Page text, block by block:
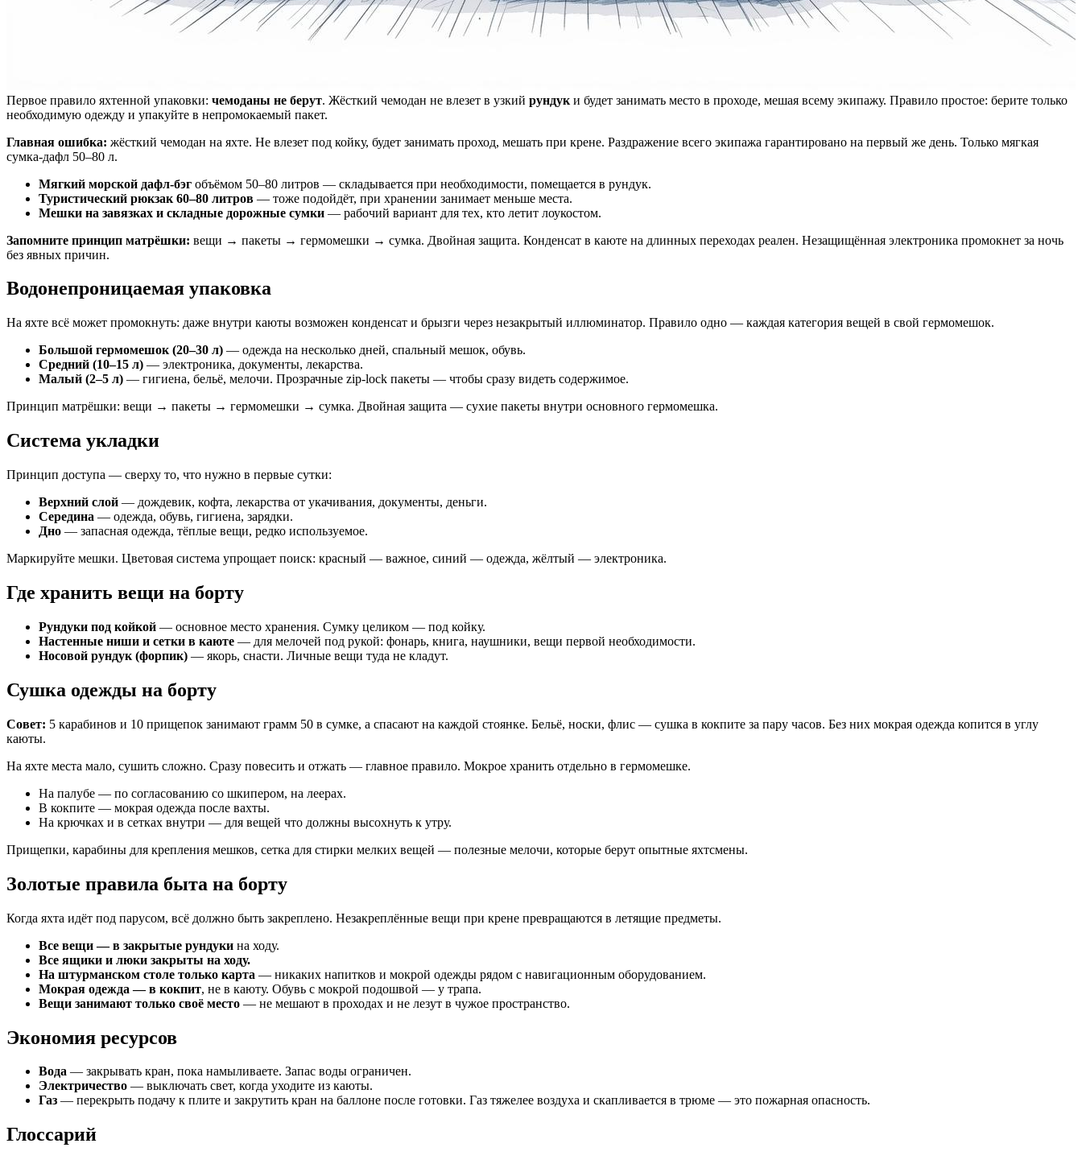
Первое правило яхтенной упаковки: чемоданы не берут. Жёсткий чемодан не влезет в узкий рундук и будет занимать место в проходе, мешая всему экипажу. Правило простое: берите только
необходимую одежду и упакуйте в непромокаемый пакет.
Главная ошибка: жёсткий чемодан на яхте. Не влезет под койку, будет занимать проход, мешать при крене. Раздражение всего экипажа гарантировано на первый же день. Только мягкая
сумка-дафл 50–80 л.
Мягкий морской дафл-бэг объёмом 50–80 литров — складывается при необходимости, помещается в рундук.
Туристический рюкзак 60–80 литров — тоже подойдёт, при хранении занимает меньше места.
Мешки на завязках и складные дорожные сумки — рабочий вариант для тех, кто летит лоукостом.
Запомните принцип матрёшки: вещи → пакеты → гермомешки → сумка. Двойная защита. Конденсат в каюте на длинных переходах реален. Незащищённая электроника промокнет за ночь
без явных причин.
Водонепроницаемая упаковка
На яхте всё может промокнуть: даже внутри каюты возможен конденсат и брызги через незакрытый иллюминатор. Правило одно — каждая категория вещей в свой гермомешок.
Большой гермомешок (20–30 л) — одежда на несколько дней, спальный мешок, обувь.
Средний (10–15 л) — электроника, документы, лекарства.
Малый (2–5 л) — гигиена, бельё, мелочи. Прозрачные zip-lock пакеты — чтобы сразу видеть содержимое.
Принцип матрёшки: вещи → пакеты → гермомешки → сумка. Двойная защита — сухие пакеты внутри основного гермомешка.
Система укладки
Принцип доступа — сверху то, что нужно в первые сутки:
Верхний слой — дождевик, кофта, лекарства от укачивания, документы, деньги.
Середина — одежда, обувь, гигиена, зарядки.
Дно — запасная одежда, тёплые вещи, редко используемое.
Маркируйте мешки. Цветовая система упрощает поиск: красный — важное, синий — одежда, жёлтый — электроника.
Где хранить вещи на борту
Рундуки под койкой — основное место хранения. Сумку целиком — под койку.
Настенные ниши и сетки в каюте — для мелочей под рукой: фонарь, книга, наушники, вещи первой необходимости.
Носовой рундук (форпик) — якорь, снасти. Личные вещи туда не кладут.
Сушка одежды на борту
Совет: 5 карабинов и 10 прищепок занимают грамм 50 в сумке, а спасают на каждой стоянке. Бельё, носки, флис — сушка в кокпите за пару часов. Без них мокрая одежда копится в углу
каюты.
На яхте места мало, сушить сложно. Сразу повесить и отжать — главное правило. Мокрое хранить отдельно в гермомешке.
На палубе — по согласованию со шкипером, на леерах.
В кокпите — мокрая одежда после вахты.
На крючках и в сетках внутри — для вещей что должны высохнуть к утру.
Прищепки, карабины для крепления мешков, сетка для стирки мелких вещей — полезные мелочи, которые берут опытные яхтсмены.
Золотые правила быта на борту
Когда яхта идёт под парусом, всё должно быть закреплено. Незакреплённые вещи при крене превращаются в летящие предметы.
Все вещи — в закрытые рундуки на ходу.
Все ящики и люки закрыты на ходу.
На штурманском столе только карта — никаких напитков и мокрой одежды рядом с навигационным оборудованием.
Мокрая одежда — в кокпит, не в каюту. Обувь с мокрой подошвой — у трапа.
Вещи занимают только своё место — не мешают в проходах и не лезут в чужое пространство.
Экономия ресурсов
Вода — закрывать кран, пока намыливаете. Запас воды ограничен.
Электричество — выключать свет, когда уходите из каюты.
Газ — перекрыть подачу к плите и закрутить кран на баллоне после готовки. Газ тяжелее воздуха и скапливается в трюме — это пожарная опасность.
Глоссарий